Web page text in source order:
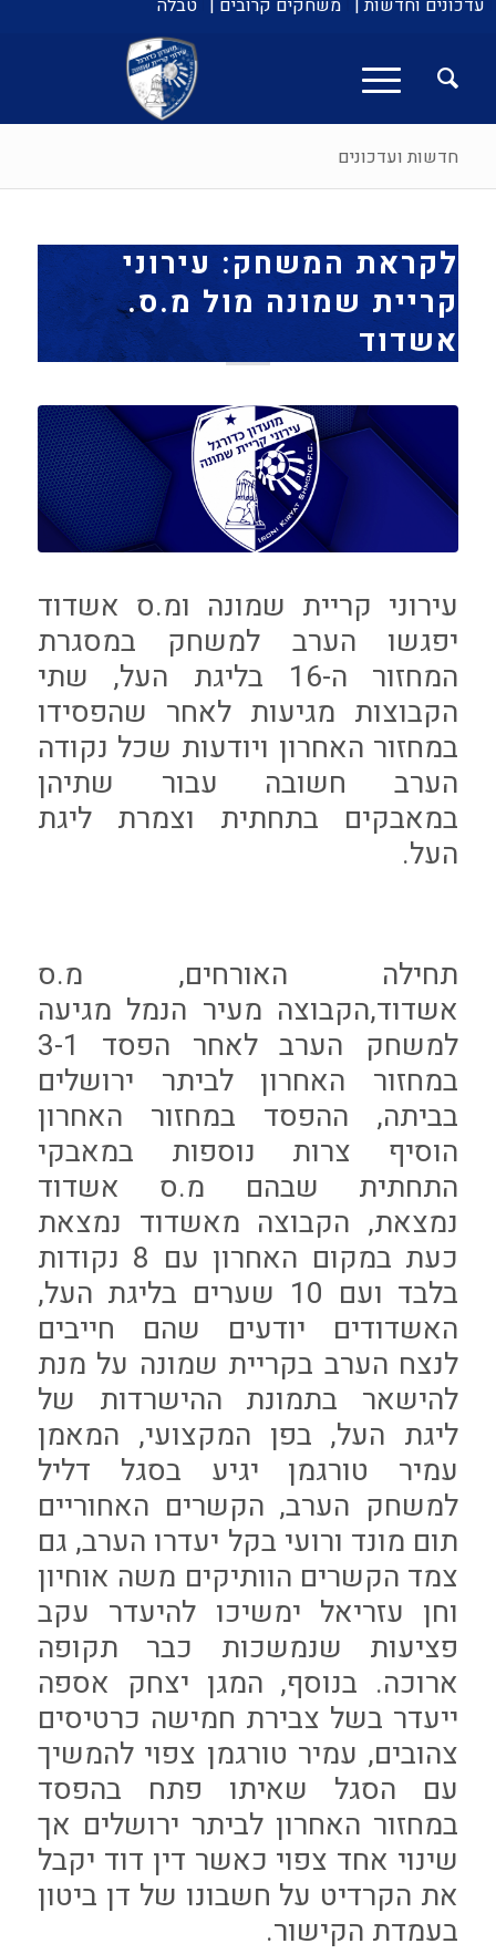
עדכונים וחדשות | משחקים קרובים | טבלה
חדשות ועדכונים
לקראת המשחק: עירוני
קריית שמונה מול מ.ס.
אשדוד
עירוני קריית שמונה ומ.ס אשדוד
יפגשו הערב למשחק במסגרת
המחזור ה-16 בליגת העל, שתי
הקבוצות מגיעות לאחר שהפסידו
במחזור האחרון ויודעות שכל נקודה
הערב חשובה עבור שתיהן
במאבקים בתחתית וצמרת ליגת
העל.
תחילה האורחים, מ.ס
אשדוד,הקבוצה מעיר הנמל מגיעה
למשחק הערב לאחר הפסד 3-1
במחזור האחרון לביתר ירושלים
בביתה, ההפסד במחזור האחרון
הוסיף צרות נוספות במאבקי
התחתית שבהם מ.ס אשדוד
נמצאת, הקבוצה מאשדוד נמצאת
כעת במקום האחרון עם 8 נקודות
בלבד ועם 10 שערים בליגת העל,
האשדודים יודעים שהם חייבים
לנצח הערב בקריית שמונה על מנת
להישאר בתמונת ההישרדות של
ליגת העל, בפן המקצועי, המאמן
עמיר טורגמן יגיע בסגל דליל
למשחק הערב, הקשרים האחוריים
תום מונד ורועי בקל יעדרו הערב, גם
צמד הקשרים הוותיקים משה אוחיון
וחן עזריאל ימשיכו להיעדר עקב
פציעות שנמשכות כבר תקופה
ארוכה. בנוסף, המגן יצחק אספה
ייעדר בשל צבירת חמישה כרטיסים
צהובים, עמיר טורגמן צפוי להמשיך
עם הסגל שאיתו פתח בהפסד
במחזור האחרון לביתר ירושלים אך
שינוי אחד צפוי כאשר דין דוד יקבל
את הקרדיט על חשבונו של דן ביטון
בעמדת הקישור.